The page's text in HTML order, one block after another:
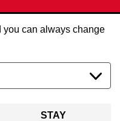
you can always change
STAY